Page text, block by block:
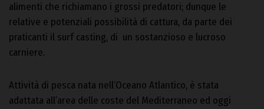
alimenti che richiamano i grossi predatori; dunque le
relative e potenziali possibilità di cattura, da parte dei
praticanti il surf casting, di un sostanzioso e lucroso
carniere.
Attività di pesca nata nell’Oceano Atlantico, è stata
adattata all’area delle coste del Mediterraneo ed oggi